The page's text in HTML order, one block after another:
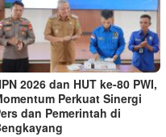
2026 dan HUT ke-80 PWI,
Perkuat Sinergi
dan Pemerintah di